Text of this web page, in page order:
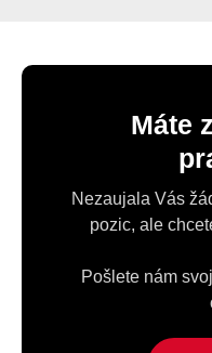
Máte
Nezaujala Vás
pozic, ale
Pošlete nám